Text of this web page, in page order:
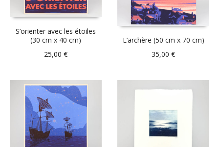
S’orienter avec les étoiles
(30 cm x 40 cm)
25,00 €
L’archère (50 cm x 70 cm)
35,00€